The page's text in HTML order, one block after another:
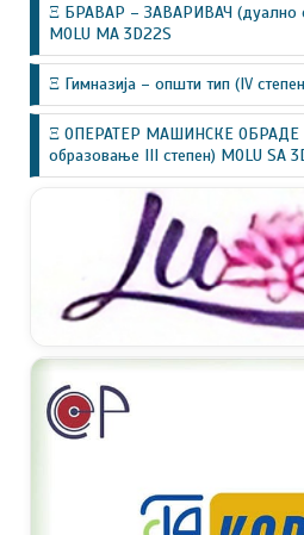
Ξ БРАВАР – ЗАВАРИВАЧ (дуално
MOLU MA 3D22S
Ξ Гимназија – општи тип (IV
Ξ ОПЕРАТЕР МАШИНСКЕ
образовање III степен) MOLU SA